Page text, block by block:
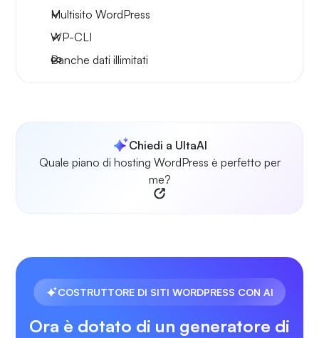
Multisito WordPress
WP-CLI
Banche dati illimitati
Chiedi a UltaAI
Quale piano di hosting WordPress è perfetto per
me?
COSTRUTTORE DI SITI WORDPRESS CON AI
Ora è dotato di un generatore di